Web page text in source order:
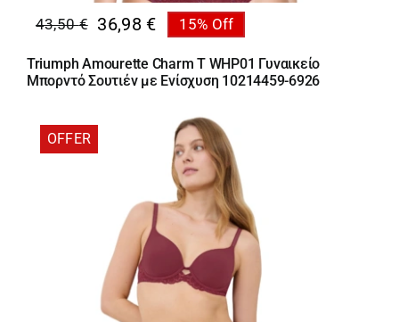
43,50€
Original
price
was:
36,98 €
Η
τρέχουσα
τιμή
36,98 €.
15% Off
Triumph Amourette Charm T WHP01 Γυναικείο
Μπορντό Σουτιέν με Ενίσχυση 10214459-6926
OFFER